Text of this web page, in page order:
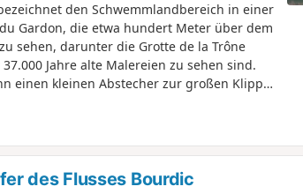
den Schwemmlandbereich in einer
Gardon, die etwa hundert Meter über dem
sehen, darunter die Grotte de la Trône
Jahre alte Malereien zu sehen sind.
einen kleinen Abstecher zur großen Klippe
des Flusses Bourdic